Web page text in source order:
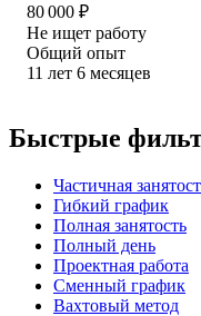
80 000 ₽
Не ищет работу
Общий опыт
11 лет 6 месяцев
Быстрые
Частичная
Гибкий график
Полная занятость
Полный день
Проектная работа
Сменный график
Вахтовый метод